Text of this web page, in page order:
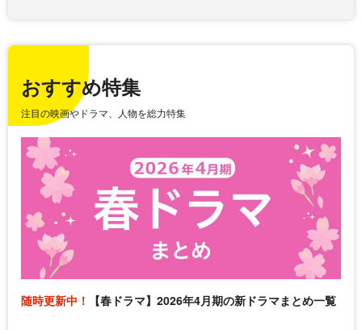
おすすめ特集
注目の映画やドラマ、人物を総力特集
随時更新中！ 【春ドラマ】2026年4月期の新ドラマまとめ一覧